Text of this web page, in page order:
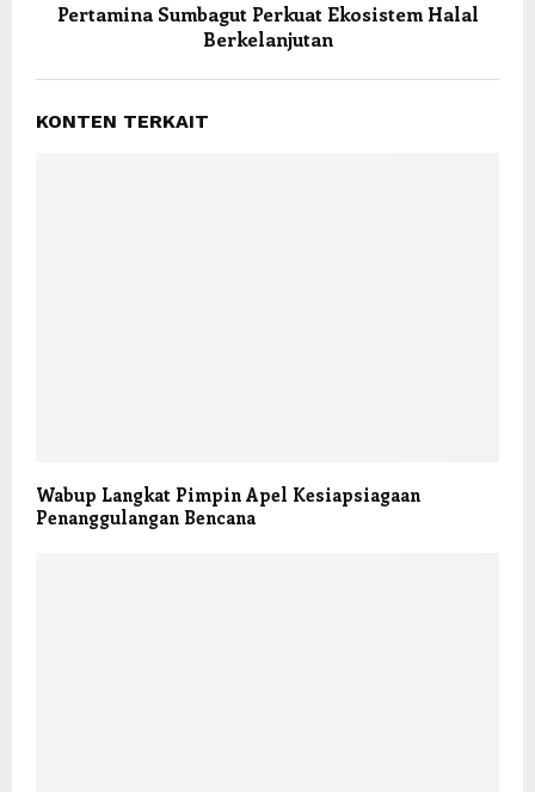
Pertamina Sumbagut Perkuat Ekosistem Halal
Berkelanjutan
KONTEN TERKAIT
Wabup Langkat Pimpin Apel Kesiapsiagaan
Penanggulangan Bencana